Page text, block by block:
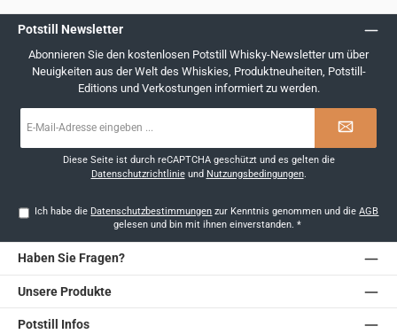
Potstill Newsletter
Abonnieren Sie den kostenlosen Potstill Whisky-Newsletter um über
Neuigkeiten aus der Welt des Whiskies, Produktneuheiten, Potstill-
Editions und Verkostungen informiert zu werden.
Mail-
Diese Seite ist durch reCAPTCHA geschützt und es gelten die
Datenschutzrichtlinieund Nutzungsbedingungen.
Ich habe die Datenschutzbestimmungen zur Kenntnis genommen und dieAGB
gelesen und bin mit ihnen einverstanden. *
Haben Sie Fragen?
Unsere Produkte
Potstill Infos